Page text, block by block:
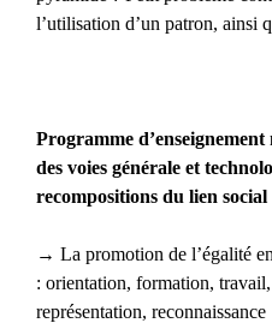
l’utilisation d’un patron, ainsi
Programme
des voies générale et
recompositions du lien social
→ La promotion de l’égalité
: orientation, formation,
représentation, reconnaissance